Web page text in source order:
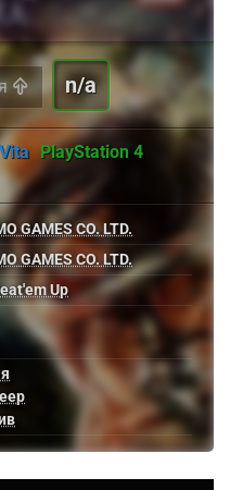
n/a
PlayStation 4
GAMES CO. LTD.
GAMES CO. LTD.
Up